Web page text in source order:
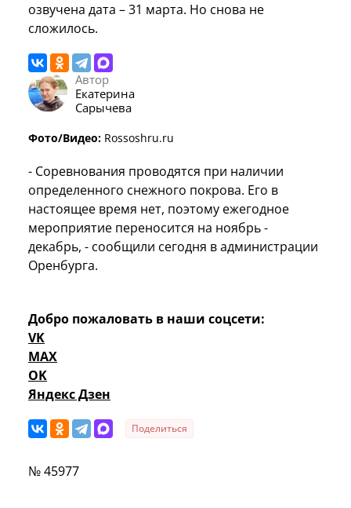
озвучена дата – 31 марта. Но снова не
сложилось.
Автор
Екатерина
Сарычева
Фото/Видео: Rossoshru.ru
- Соревнования проводятся при наличии
определенного снежного покрова. Его в
настоящее время нет, поэтому ежегодное
мероприятие переносится на ноябрь -
декабрь, - сообщили сегодня в администрации
Оренбурга.
Добро пожаловать в наши соцсети:
VK
MAX
OK
Яндекс Дзен
Поделиться
№ 45977